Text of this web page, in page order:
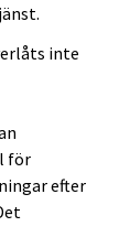
inte
för
efter